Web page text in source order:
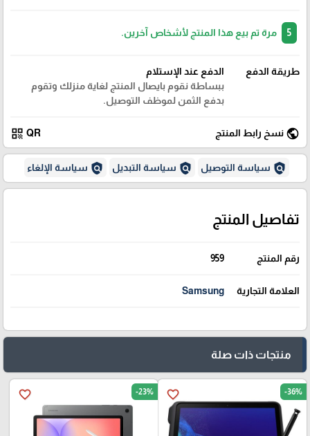
مرة تم بيع هذا المنتج لأشخاص آخرين.
طريقة الدفع
الدفع عند الإستلام
ببساطة نقوم بايصال المنتج لغاية منزلك وتقوم
بدفع الثمن لموظف التوصيل.
public نسخ رابط المنتج QR
qr_code
policy سياسة التوصيل policy سياسة التبديل policy سياسة الإلغاء
تفاصيل المنتج
رقم المنتج 959
العلامة التجارية Samsung
منتجات ذات صلة
favorite_border -36%
favorite_border -23%